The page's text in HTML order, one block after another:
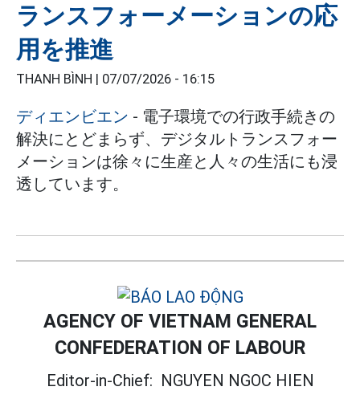
ランスフォーメーションの応
用を推進
THANH BÌNH | 07/07/2026 - 16:15
ディエンビエン - 電子環境での行政手続きの
解決にとどまらず、デジタルトランスフォー
メーションは徐々に生産と人々の生活にも浸
透しています。
AGENCY OF VIETNAM GENERAL
CONFEDERATION OF LABOUR
Editor-in-Chief: NGUYEN NGOC HIEN